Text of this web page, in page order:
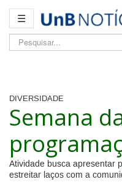
☰
Pesquisar...
DIVERSIDADE
Semana
Atividade busca apresentar
estreitar laços com a